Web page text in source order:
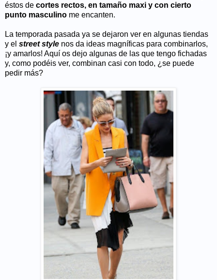
éstos de cortes rectos, en tamaño maxi y con cierto
punto masculino me encanten.
La temporada pasada ya se dejaron ver en algunas tiendas
y el street style nos da ideas magníficas para combinarlos,
¡y amarlos! Aquí os dejo algunas de las que tengo fichadas
y, como podéis ver, combinan casi con todo, ¿se puede
pedir más?